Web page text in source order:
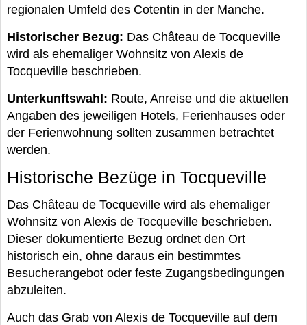
regionalen Umfeld des Cotentin in der Manche.
Historischer Bezug: Das Château de Tocqueville
wird als ehemaliger Wohnsitz von Alexis de
Tocqueville beschrieben.
Unterkunftswahl: Route, Anreise und die aktuellen
Angaben des jeweiligen Hotels, Ferienhauses oder
der Ferienwohnung sollten zusammen betrachtet
werden.
Historische Bezüge in Tocqueville
Das Château de Tocqueville wird als ehemaliger
Wohnsitz von Alexis de Tocqueville beschrieben.
Dieser dokumentierte Bezug ordnet den Ort
historisch ein, ohne daraus ein bestimmtes
Besucherangebot oder feste Zugangsbedingungen
abzuleiten.
Auch das Grab von Alexis de Tocqueville auf dem